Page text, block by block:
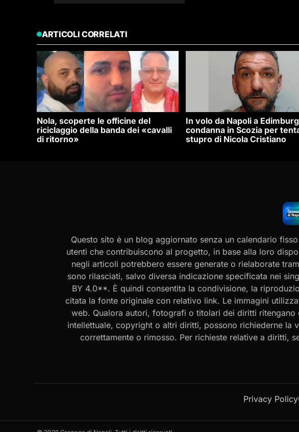
ARTICOLI CORRELATI
Nola, scoperte le officine del
riciclaggio della banda dei «cavalli
di ritorno»
In volo da Napoli a
condanna in Scozia per
stupro di Nicola Cristiano
Questo sito è un blog aggiornato senza un calendario
utenti che contribuiscono al progetto, in base alla loro
negli articoli potrebbero essere generate o rielaborate
sono rilasciati, salvo diversa indicazione specificata nei
BY 4.0**. È quindi consentita la condivisione, la
citata la fonte originale con relativo link. Le immagini
web. Qualora autori, fotografi o titolari dei diritti
intellettuale, copyright o altri diritti, possono richiederne
correttamente o rimosso. Per richieste relative a diritti,
Privacy Policy